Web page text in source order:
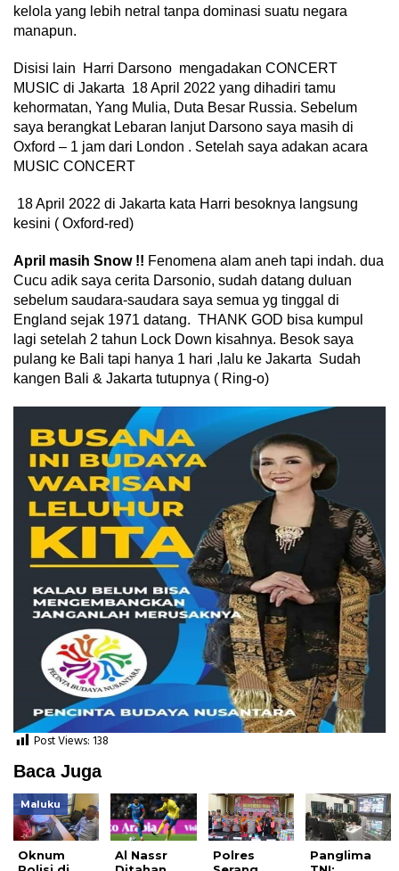
kelola yang lebih netral tanpa dominasi suatu negara
manapun.
Disisi lain Harri Darsono mengadakan CONCERT
MUSIC di Jakarta 18 April 2022 yang dihadiri tamu
kehormatan, Yang Mulia, Duta Besar Russia. Sebelum
saya berangkat Lebaran lanjut Darsono saya masih di
Oxford – 1 jam dari London . Setelah saya adakan acara
MUSIC CONCERT
18 April 2022 di Jakarta kata Harri besoknya langsung
kesini ( Oxford-red)
April masih Snow !! Fenomena alam aneh tapi indah. dua
Cucu adik saya cerita Darsonio, sudah datang duluan
sebelum saudara-saudara saya semua yg tinggal di
England sejak 1971 datang. THANK GOD bisa kumpul
lagi setelah 2 tahun Lock Down kisahnya. Besok saya
pulang ke Bali tapi hanya 1 hari ,lalu ke Jakarta Sudah
kangen Bali & Jakarta tutupnya ( Ring-o)
Post Views: 138
Baca Juga
Maluku
Oknum
Al Nassr
Polres
Panglima